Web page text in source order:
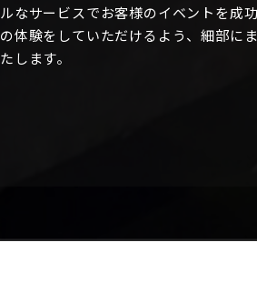
ルなサービスでお客様のイベントを成
の体験をしていただけるよう、細部に
たします。